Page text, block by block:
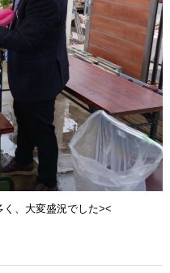
、大変盛況でした><